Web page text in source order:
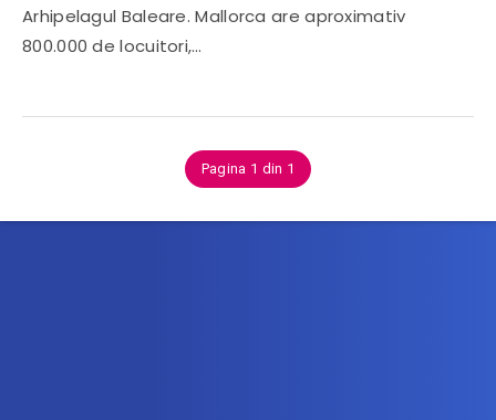
Arhipelagul Baleare. Mallorca are aproximativ
800.000 de locuitori,…
Pagina 1 din 1